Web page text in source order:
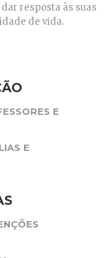
resposta às suas
de vida.
E
E